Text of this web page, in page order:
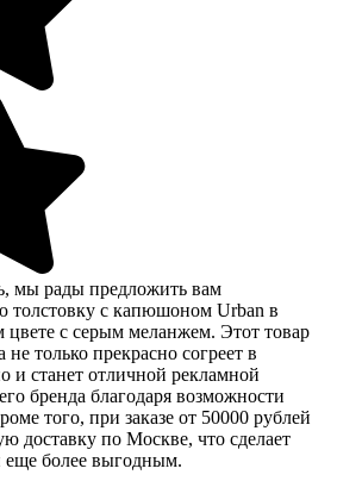
мы рады предложить вам
толстовку с капюшоном Urban в
цвете с серым меланжем. Этот товар
только прекрасно согреет в
и станет отличной рекламной
бренда благодаря возможности
того, при заказе от 50000 рублей
доставку по Москве, что сделает
еще более выгодным.